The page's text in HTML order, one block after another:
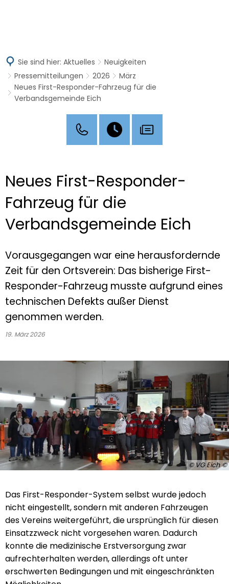
Sie sind hier: Aktuelles
Neuigkeiten
Pressemitteilungen
2026
März
Neues First-Responder-Fahrzeug für die
Verbandsgemeinde Eich
Neues First-Responder-
Fahrzeug für die
Verbandsgemeinde Eich
Vorausgegangen war eine herausfordernde
Zeit für den Ortsverein: Das bisherige First-
Responder-Fahrzeug musste aufgrund eines
technischen Defekts außer Dienst
genommen werden.
19. März 2026
© VG Eich
Das First-Responder-System selbst wurde jedoch
nicht eingestellt, sondern mit anderen Fahrzeugen
des Vereins weitergeführt, die ursprünglich für diesen
Einsatzzweck nicht vorgesehen waren. Dadurch
konnte die medizinische Erstversorgung zwar
aufrechterhalten werden, allerdings oft unter
erschwerten Bedingungen und mit eingeschränkten